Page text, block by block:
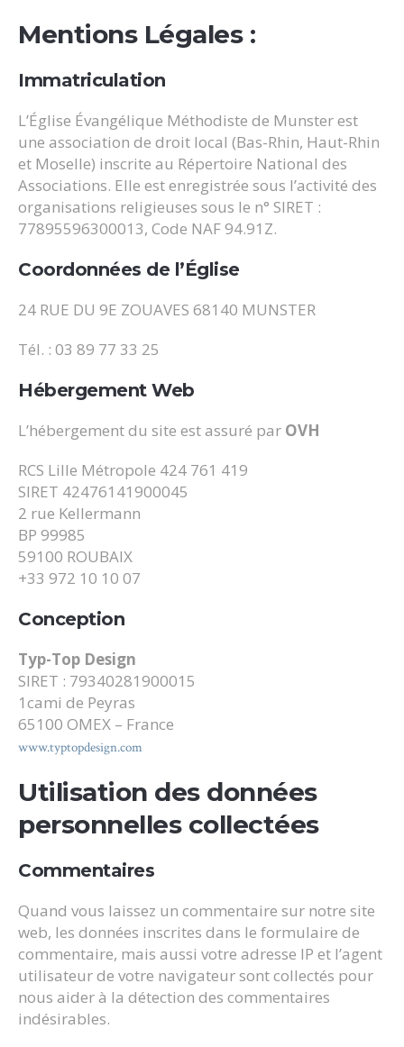
Mentions Légales :
Immatriculation
L’Église Évangélique Méthodiste de Munster est
une association de droit local (Bas-Rhin, Haut-Rhin
et Moselle) inscrite au Répertoire National des
Associations. Elle est enregistrée sous l’activité des
organisations religieuses sous le n° SIRET :
77895596300013, Code NAF 94.91Z.
Coordonnées de l’Église
24 RUE DU 9E ZOUAVES 68140 MUNSTER
Tél. : 03 89 77 33 25
Hébergement Web
L’hébergement du site est assuré par OVH
RCS Lille Métropole 424 761 419
SIRET 42476141900045
2 rue Kellermann
BP 99985
59100 ROUBAIX
+33 972 10 10 07
Conception
Typ-Top Design
SIRET : 79340281900015
1cami de Peyras
65100 OMEX – France
www.typtopdesign.com
Utilisation des données
personnelles collectées
Commentaires
Quand vous laissez un commentaire sur notre site
web, les données inscrites dans le formulaire de
commentaire, mais aussi votre adresse IP et l’agent
utilisateur de votre navigateur sont collectés pour
nous aider à la détection des commentaires
indésirables.